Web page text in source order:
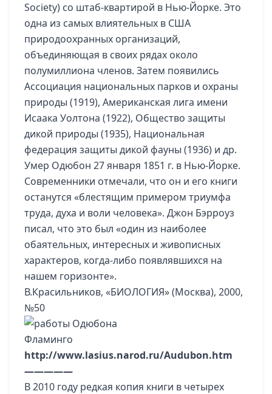
Society) со штаб-квартирой в Нью-Йорке. Это
одна из самых влиятельных в США
природоохранных организаций,
объединяющая в своих рядах около
полумиллиона членов. Затем появились
Ассоциация национальных парков и охраны
природы (1919), Американская лига имени
Исаака Уолтона (1922), Общество защиты
дикой природы (1935), Национальная
федерация защиты дикой фауны (1936) и др.
Умер Одюбон 27 января 1851 г. в Нью-Йорке.
Современники отмечали, что он и его книги
останутся «блестящим примером триумфа
труда, духа и воли человека». Джон Бэрроуз
писал, что это был «один из наиболее
обаятельных, интересных и живописных
характеров, когда-либо появлявшихся на
нашем горизонте».
В.Красильников, «БИОЛОГИЯ» (Москва), 2000,
№50
Фламинго
http://www.lasius.narod.ru/Audubon.htm
—————
В 2010 году редкая копия книги в четырех